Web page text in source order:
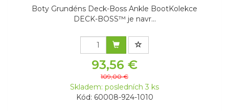
Boty Grundéns Deck-Boss Ankle BootKolekce
DECK-BOSS™ je navr...
93,56 €
109,00 €
Skladem: posledních 3 ks
Kód: 60008-924-1010